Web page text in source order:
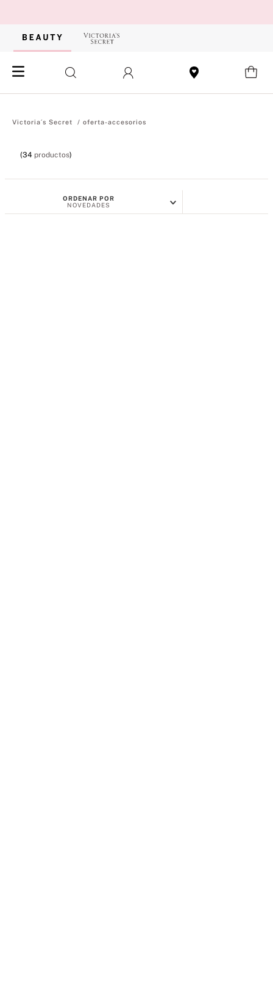
oferta-accesorios
34 productos
ORDENAR POR
NOVEDADES